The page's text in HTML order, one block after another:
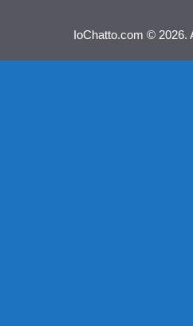
IoChatto.com © 2026.